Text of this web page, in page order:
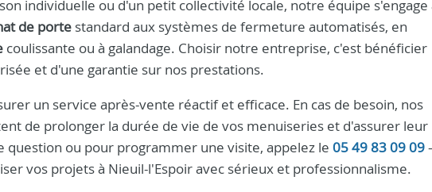
individuelle ou d'un petit collectivité locale, notre équipe s'engage
de porte standard aux systèmes de fermeture automatisés, en
coulissante ou à galandage. Choisir notre entreprise, c'est bénéficier
et d'une garantie sur nos prestations.
un service après-vente réactif et efficace. En cas de besoin, nos
de prolonger la durée de vie de vos menuiseries et d'assurer leur
ou pour programmer une visite, appelez le 05 49 83 09 09
vos projets à Nieuil-l'Espoir avec sérieux et professionnalisme.